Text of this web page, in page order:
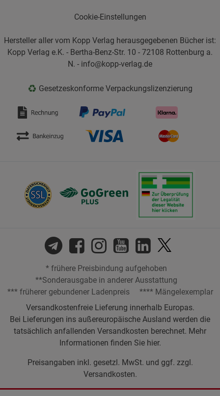
Cookie-Einstellungen
Hersteller aller vom Kopp Verlag herausgegebenen Bücher ist:
Kopp Verlag e.K. - Bertha-Benz-Str. 10 - 72108 Rottenburg a.
N. - info@kopp-verlag.de
♻ Gesetzeskonforme Verpackungslizenzierung
* frühere Preisbindung aufgehoben
**Sonderausgabe in anderer Ausstattung
*** früherer gebundener Ladenpreis
**** Mängelexemplar
Versandkostenfreie Lieferung innerhalb Europas.
Bei Lieferungen ins außereuropäische Ausland werden die
tatsächlich anfallenden Versandkosten berechnet. Mehr
Informationen finden Sie hier.
Preisangaben inkl. gesetzl. MwSt. und ggf. zzgl.
Versandkosten.